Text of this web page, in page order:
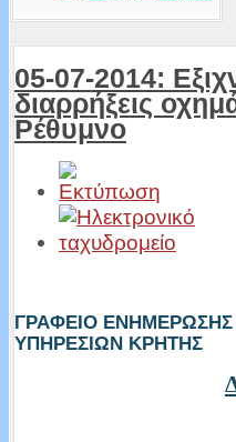
05-07-2014:
διαρρήξεις
Ρέθυμνο
ΓΡΑΦΕΙΟ
ΥΠΗΡΕΣΙΩΝ ΚΡΗΤΗΣ